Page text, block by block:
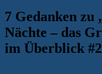
7 Gedanken zu
Nächte – das
im Überblick